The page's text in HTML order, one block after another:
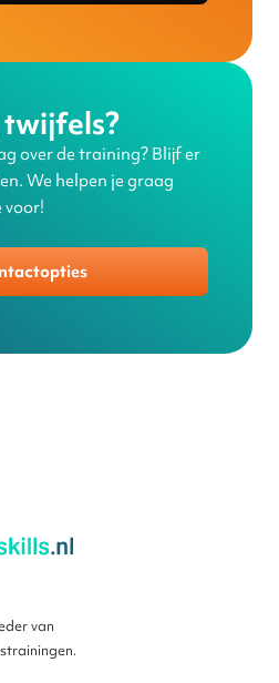
twijfels?
over de training? Blijf er
We helpen je graag
voor!
van